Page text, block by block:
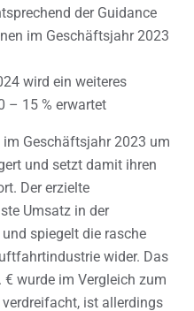
der Guidance
im Geschäftsjahr 2023
wird ein weiteres
– 15 % erwartet
Geschäftsjahr 2023 um
und setzt damit ihren
Der erzielte
Umsatz in der
spiegelt die rasche
wider. Das
€ wurde im Vergleich zum
ist allerdings